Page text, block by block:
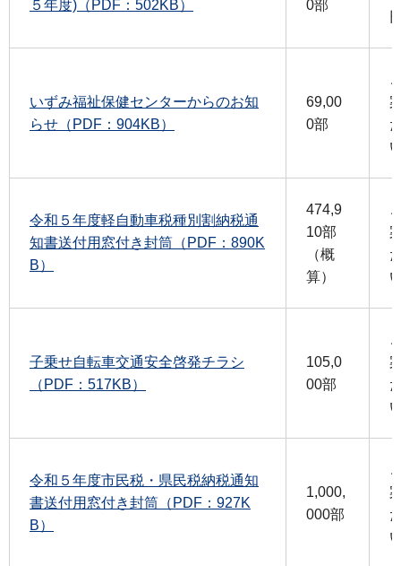
５年度)（PDF：502KB） 0部
いずみ福祉保健センターからのお知
らせ（PDF：904KB）
69,00
0部
令和５年度軽自動車税種別割納税通
知書送付用窓付き封筒（PDF：890K
B）
474,9
10部
（概
算）
子乗せ自転車交通安全啓発チラシ
（PDF：517KB）
105,0
00部
令和５年度市民税・県民税納税通知
書送付用窓付き封筒（PDF：927K
B）
1,000,
000部